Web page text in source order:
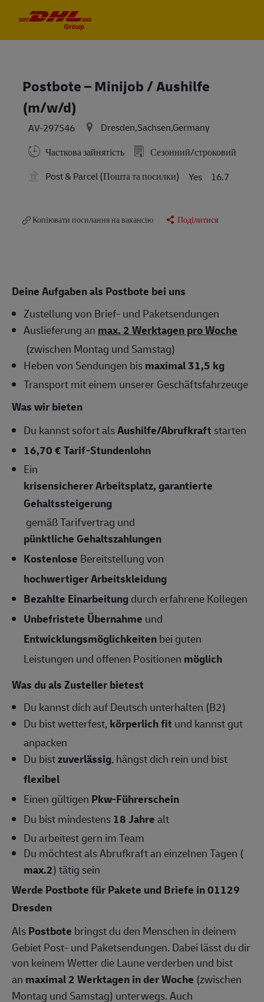
Postbote – Minijob / Aushilfe
(m/w/d)
AV-297546
Dresden,Sachsen,Germany
Часткова зайнятість
Сезонний/строковий
Post & Parcel (Пошта та посилки)
Yes 16.7
Копіювати посилання на вакансію Поділитися
Deine Aufgaben als Postbote bei uns
Zustellung von Brief- und Paketsendungen
Auslieferung an max. 2 Werktagen pro Woche
(zwischen Montag und Samstag)
Heben von Sendungen bismaximal 31,5 kg
Transport mit einem unserer Geschäftsfahrzeuge
Was wir bieten
Du kannst sofort alsAushilfe/Abrufkraft starten
16,70 € Tarif-Stundenlohn
Ein
krisensicherer Arbeitsplatz, garantierte
Gehaltssteigerung
gemäß Tarifvertrag und
pünktliche Gehaltszahlungen
Kostenlose Bereitstellung von
hochwertiger Arbeitskleidung
Bezahlte Einarbeitungdurch erfahrene Kollegen
Unbefristete Übernahme und
Entwicklungsmöglichkeitenbei guten
Leistungen und offenen Positionen möglich
Was du als Zusteller bietest
Du kannst dich auf Deutsch unterhalten (B2)
Du bist wetterfest, körperlich fit und kannst gut
anpacken
Du bistzuverlässig, hängst dich rein und bist
flexibel
Einen gültigen Pkw-Führerschein
Du bist mindestens 18 Jahrealt
Du arbeitest gern im Team
Du möchtest als Abrufkraft an einzelnen Tagen (
max.2) tätig sein
Werde Postbote für Pakete und Briefe in 01129
Dresden
AlsPostbote bringst du den Menschen in deinem
Gebiet Post- und Paketsendungen. Dabei lässt du dir
von keinem Wetter die Laune verderben und bist
an maximal 2 Werktagen in der Woche (zwischen
Montag und Samstag) unterwegs. Auch